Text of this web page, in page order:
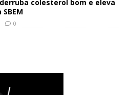
colesterol bom e eleva
0